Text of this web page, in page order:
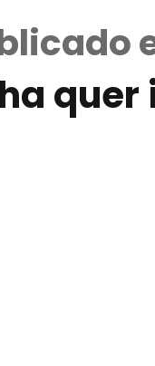
quer